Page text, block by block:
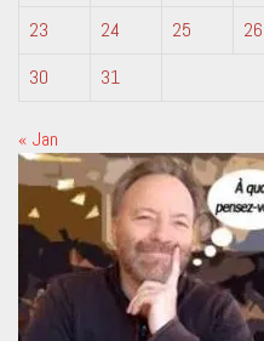
23
24 25 26
30
31
« Jan